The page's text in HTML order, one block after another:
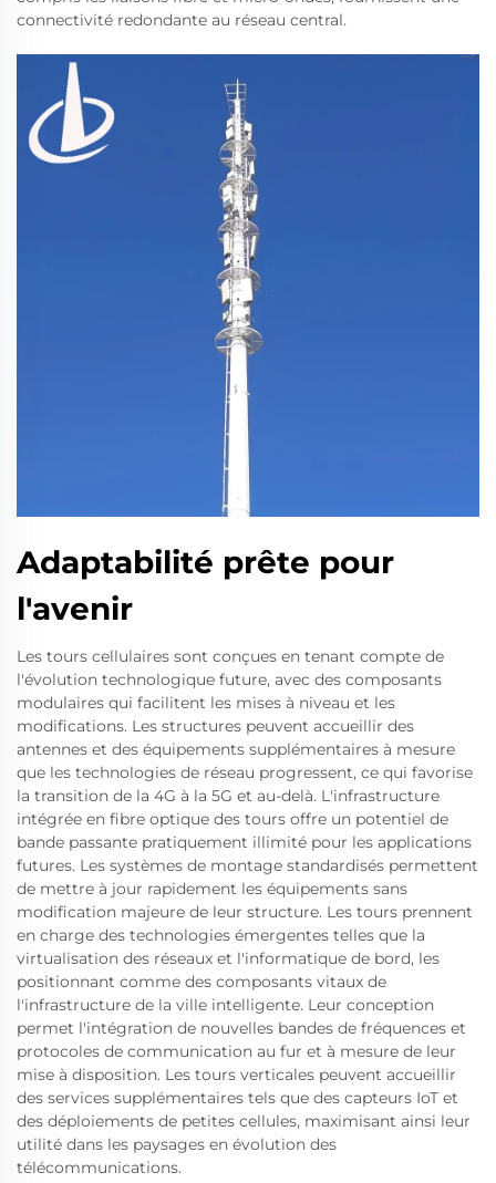
connectivité redondante au réseau central.
Adaptabilité prête pour
l'avenir
Les tours cellulaires sont conçues en tenant compte de
l'évolution technologique future, avec des composants
modulaires qui facilitent les mises à niveau et les
modifications. Les structures peuvent accueillir des
antennes et des équipements supplémentaires à mesure
que les technologies de réseau progressent, ce qui favorise
la transition de la 4G à la 5G et au-delà. L'infrastructure
intégrée en fibre optique des tours offre un potentiel de
bande passante pratiquement illimité pour les applications
futures. Les systèmes de montage standardisés permettent
de mettre à jour rapidement les équipements sans
modification majeure de leur structure. Les tours prennent
en charge des technologies émergentes telles que la
virtualisation des réseaux et l'informatique de bord, les
positionnant comme des composants vitaux de
l'infrastructure de la ville intelligente. Leur conception
permet l'intégration de nouvelles bandes de fréquences et
protocoles de communication au fur et à mesure de leur
mise à disposition. Les tours verticales peuvent accueillir
des services supplémentaires tels que des capteurs IoT et
des déploiements de petites cellules, maximisant ainsi leur
utilité dans les paysages en évolution des
télécommunications.